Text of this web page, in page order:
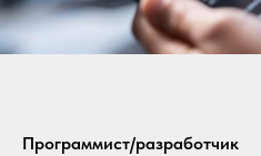
Программист/разработчик